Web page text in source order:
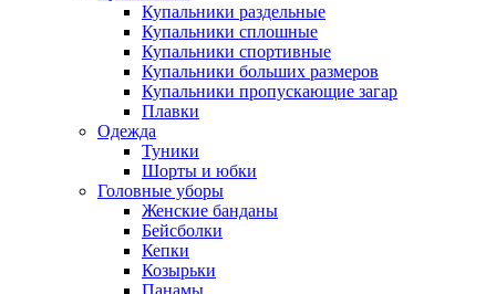
Купальники раздельные
Купальники сплошные
Купальники спортивные
Купальники больших размеров
Купальники пропускающие загар
Плавки
Одежда
Туники
Шорты и юбки
Головные уборы
Женские банданы
Бейсболки
Кепки
Козырьки
Панамы